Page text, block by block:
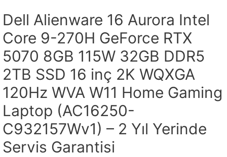
Dell Alienware 16 Aurora Intel
Core 9-270H GeForce RTX
5070 8GB 115W 32GB DDR5
2TB SSD 16 inç 2K WQXGA
120Hz WVA W11 Home Gaming
Laptop (AC16250-
C932157Wv1) – 2 Yıl Yerinde
Servis Garantisi